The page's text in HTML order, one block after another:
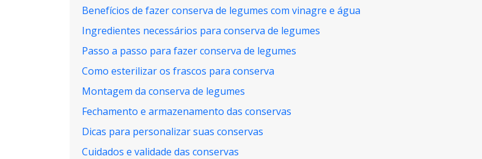
Benefícios de fazer conserva de legumes com vinagre e água
Ingredientes necessários para conserva de legumes
Passo a passo para fazer conserva de legumes
Como esterilizar os frascos para conserva
Montagem da conserva de legumes
Fechamento e armazenamento das conservas
Dicas para personalizar suas conservas
Cuidados e validade das conservas